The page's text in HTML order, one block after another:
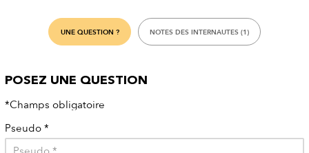
UNE QUESTION ? NOTES DES INTERNAUTES (1)
POSEZ UNE QUESTION
*Champs obligatoire
Pseudo *